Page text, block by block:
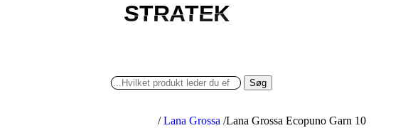
STRATEK
STRATEK
Søg
/ Lana Grossa /Lana Grossa Ecopuno Garn 10